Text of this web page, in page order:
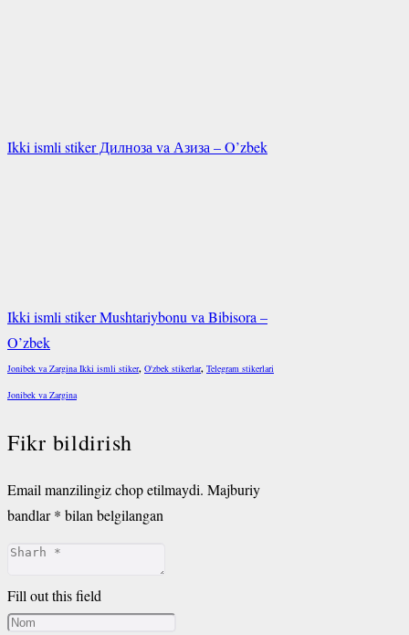
Ikki ismli stiker Дилноза va Азиза – O’zbek
Ikki ismli stiker Mushtariybonu va Bibisora –
O’zbek
Jonibek va Zargina Ikki ismli stiker, O'zbek stikerlar, Telegram stikerlari
Jonibek va Zargina
Fikr bildirish
Email manzilingiz chop etilmaydi. Majburiy
bandlar* bilan belgilangan
Fill out this field